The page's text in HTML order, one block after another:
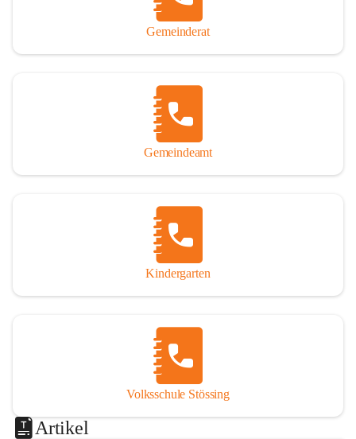
Gemeinderat
Gemeindeamt
Kindergarten
Volksschule Stössing
Artikel